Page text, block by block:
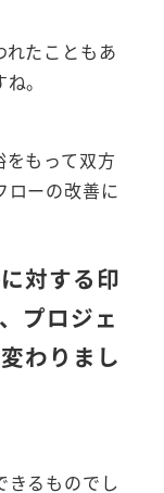
れたこともあ
。
もって双方
ローの改善に
対する印
プロジェ
わりまし
きるものでし